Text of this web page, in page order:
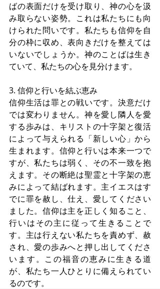
ばの表面だけを受け取り、神の心を汲
み取らない姿勢。これは私たちにも向
けられた問いです。私たちも信仰を自
分の枠に収め、表向きだけを整えては
いないでしょうか。神のことばは生き
ていて、私たちの心を見分けます。
3. 信仰と行いを結ぶ恵み
信仰生活は罪との戦いです。決意だけ
では変わりません。神を愛し隣人を愛
する歩みは、キリストの十字架と復活
によって与えられる「新しい心」から
生まれます。信仰と行いは本来一つで
すが、私たちは弱く、その不一致を抱
えます。その断絶は聖霊と十字架の恵
みによって結ばれます。主イエスはす
でに罪を赦し、仕え、愛してください
ました。信仰は主を正しく知ること、
行いはその主に従って生きることで
す。主は行えない私たちを責めず、赦
され、愛の歩みへと押し出してくださ
います。この福音の恵みに生きる道
が、私たち一人ひとりに備えられてい
るのです。